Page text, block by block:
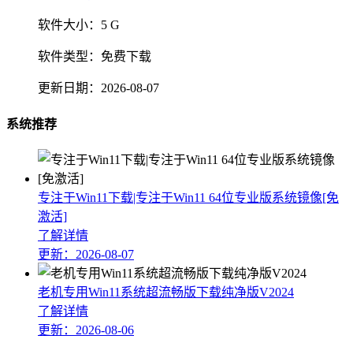
软件大小： 5 G
软件类型： 免费下载
更新日期： 2026-08-07
系统推荐
专注于Win11下载|专注于Win11 64位专业版系统镜像[免
激活]
了解详情
更新：2026-08-07
老机专用Win11系统超流畅版下载纯净版V2024
了解详情
更新：2026-08-06